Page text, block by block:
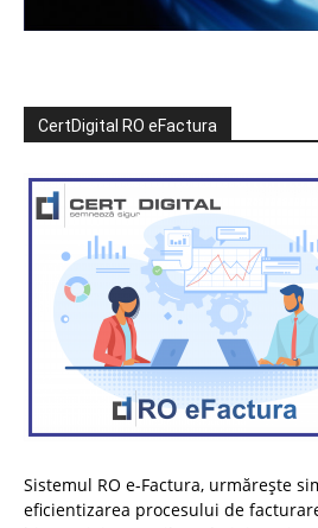
CertDigital RO eFactura
Sistemul RO e-Factura, urmărește
eficientizarea procesului de